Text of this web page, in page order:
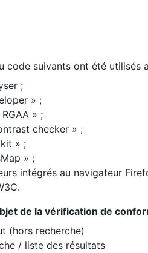
code suivants ont été utilisés
;
» ;
» ;
checker » ;
» ;
» ;
intégrés au navigateur
de la vérification de
(hors recherche)
/ liste des résultats